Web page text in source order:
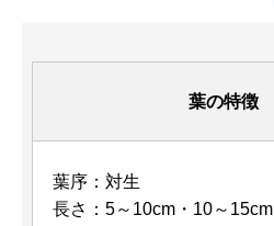
葉の特徴
葉序：対生
長さ：5～10cm・10～15cm